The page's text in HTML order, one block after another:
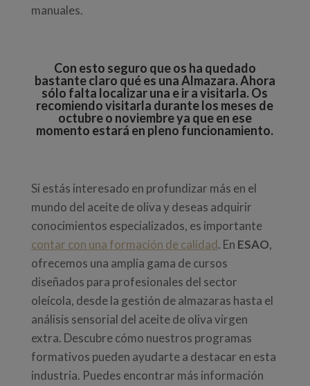
manuales.
Con esto seguro que os ha quedado
bastante claro qué es una Almazara. Ahora
sólo falta localizar una e ir a visitarla. Os
recomiendo visitarla durante los meses de
octubre o noviembre ya que en ese
momento estará en pleno funcionamiento.
Si estás interesado en profundizar más en el
mundo del aceite de oliva y deseas adquirir
conocimientos especializados, es importante
contar con una formación de calidad. En ESAO,
ofrecemos una amplia gama de cursos
diseñados para profesionales del sector
oleícola, desde la gestión de almazaras hasta el
análisis sensorial del aceite de oliva virgen
extra. Descubre cómo nuestros programas
formativos pueden ayudarte a destacar en esta
industria. Puedes encontrar más información